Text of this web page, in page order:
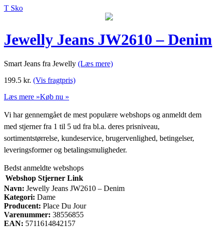
T Sko
Jewelly Jeans JW2610 – Denim
Smart Jeans fra Jewelly (Læs mere)
199.5 kr. (Vis fragtpris)
Læs mere »Køb nu »
Vi har gennemgået de mest populære webshops og anmeldt dem
med stjerner fra 1 til 5 ud fra bl.a. deres prisniveau,
sortimentstørrelse, kundeservice, brugervenlighed, betingelser,
leveringsformer og betalingsmuligheder.
Bedst anmeldte webshops
Webshop Stjerner Link
Navn: Jewelly Jeans JW2610 – Denim
Kategori: Dame
Producent: Place Du Jour
Varenummer: 38556855
EAN: 5711614842157